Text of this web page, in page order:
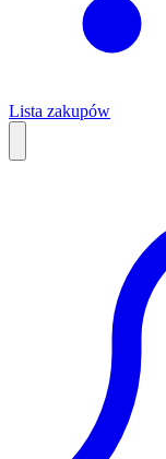
Lista zakupów